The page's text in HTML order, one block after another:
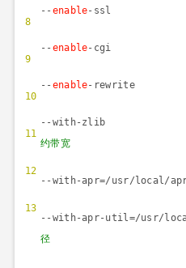
8
9
10
11
12
13
--enable-ssl
--enable-cgi
--enable-rewrite
--with-zlib
约带宽
--with-apr=/usr/local/
--with-apr-util=/usr/
径